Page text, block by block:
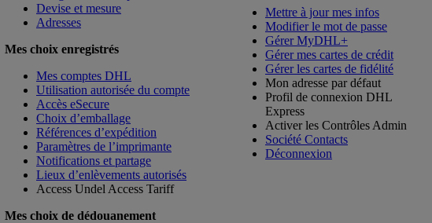
Devise et mesure
Adresses
Mes choix enregistrés
Mes comptes DHL
Utilisation autorisée du compte
Accès eSecure
Choix d’emballage
Références d’expédition
Paramètres de l’imprimante
Notifications et partage
Lieux d’enlèvements autorisés
Access Undel Access Tariff
Mes choix de dédouanement
Mettre à jour mes infos
Modifier le mot de passe
Gérer MyDHL+
Gérer mes cartes de crédit
Gérer les cartes de fidélité
Mon adresse par défaut
Profil de connexion DHL
Express
Activer les Contrôles Admin
Société Contacts
Déconnexion